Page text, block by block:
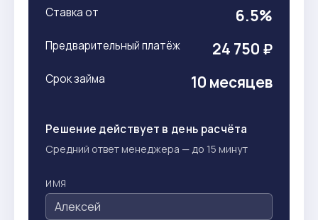
Ставка от 6.5%
Предварительный платёж 24 750 ₽
Срок займа 10 месяцев
Решение действует в день расчёта
Средний ответ менеджера — до 15 минут
ИМЯ